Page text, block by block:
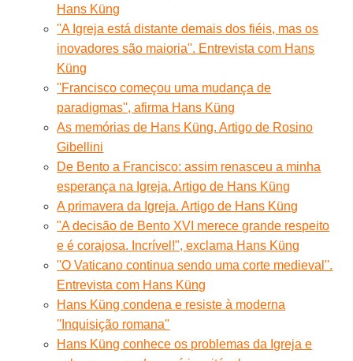
Hans Küng
''A Igreja está distante demais dos fiéis, mas os
inovadores são maioria''. Entrevista com Hans
Küng
''Francisco começou uma mudança de
paradigmas'', afirma Hans Küng
As memórias de Hans Küng. Artigo de Rosino
Gibellini
De Bento a Francisco: assim renasceu a minha
esperança na Igreja. Artigo de Hans Küng
A primavera da Igreja. Artigo de Hans Küng
"A decisão de Bento XVI merece grande respeito
e é corajosa. Incrível!", exclama Hans Küng
''O Vaticano continua sendo uma corte medieval''.
Entrevista com Hans Küng
Hans Küng condena e resiste à moderna
''Inquisição romana''
Hans Küng conhece os problemas da Igreja e